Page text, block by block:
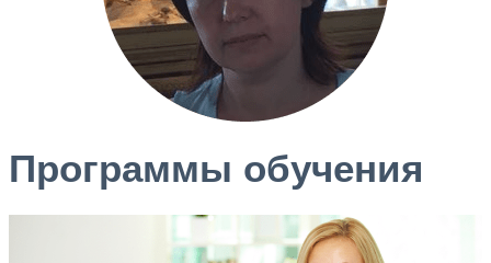
Программы обучения